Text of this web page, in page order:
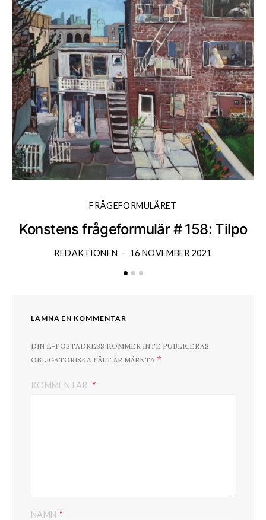
FRÅGEFORMULÄRET
Konstens frågeformulär # 158: Tilpo
REDAKTIONEN 16 NOVEMBER 2021
LÄMNA EN KOMMENTAR
DIN E-POSTADRESS KOMMER INTE PUBLICERAS.
OBLIGATORISKA FÄLT ÄR MÄRKTA *
KOMMENTAR
NAMN *